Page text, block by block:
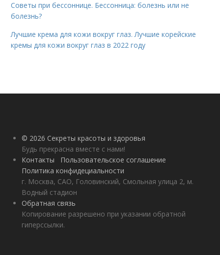
Советы при бессоннице. Бессонница: болезнь или не
болезнь?
Лучшие крема для кожи вокруг глаз. Лучшие корейские
кремы для кожи вокруг глаз в 2022 году
© 2026 Секреты красоты и здоровья
Будь прекрасна вместе с нами!
Контакты
Пользовательское соглашение
Политика конфидециальности
г. Москва, САО, Головинский, Смольная улица 2, м.
Водный стадион
Обратная связь
Копирование разрешено при указании обратной
гиперссылки.